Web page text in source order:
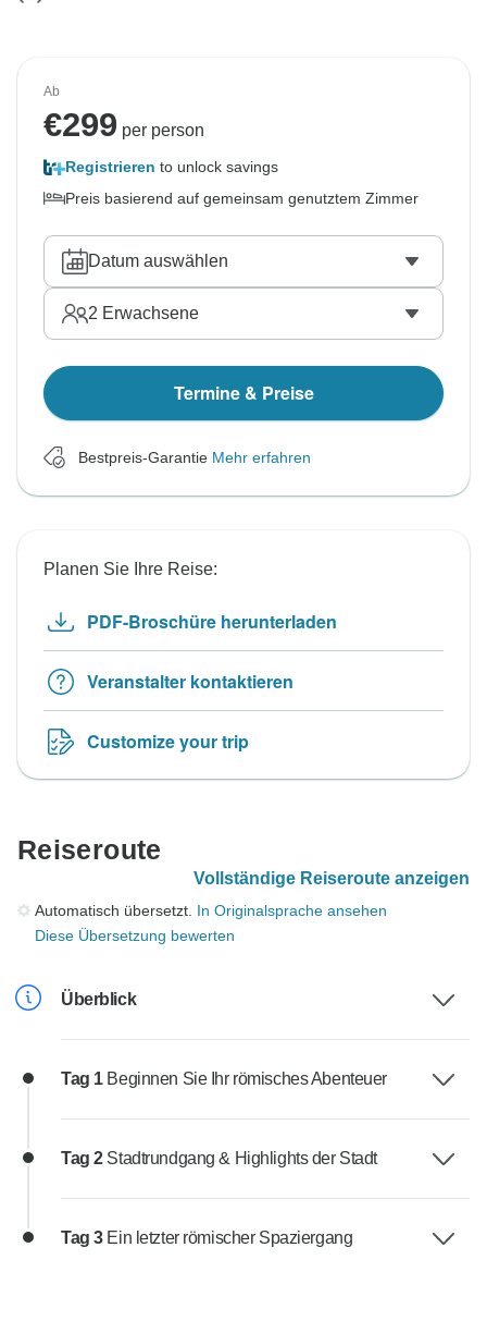
Ab
€299 per person
Registrieren to unlock savings
Preis basierend auf gemeinsam genutztem Zimmer
Datum auswählen
2 Erwachsene
Termine & Preise
Bestpreis-Garantie Mehr erfahren
Planen Sie Ihre Reise:
PDF-Broschüre herunterladen
Veranstalter kontaktieren
Customize your trip
Reiseroute
Vollständige Reiseroute anzeigen
Automatisch übersetzt. In Originalsprache ansehen
Diese Übersetzung bewerten
Überblick
Tag 1 Beginnen Sie Ihr römisches Abenteuer
Tag 2 Stadtrundgang & Highlights der Stadt
Tag 3 Ein letzter römischer Spaziergang